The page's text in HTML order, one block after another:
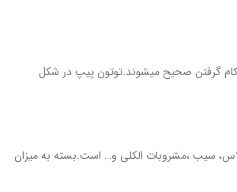
کام گرفتن صحیح میشوند.توتون پیپ در شکل
سیب ،مشروبات الکلی و… است.بسته به میزان